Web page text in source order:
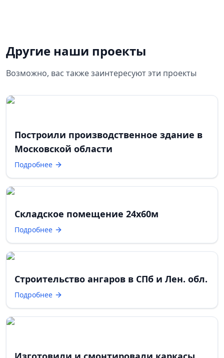
Другие наши проекты
Возможно, вас также заинтересуют эти проекты
Построили производственное здание в
Московской области
Подробнее
Складское помещение 24х60м
Подробнее
Строительство ангаров в СПб и Лен. обл.
Подробнее